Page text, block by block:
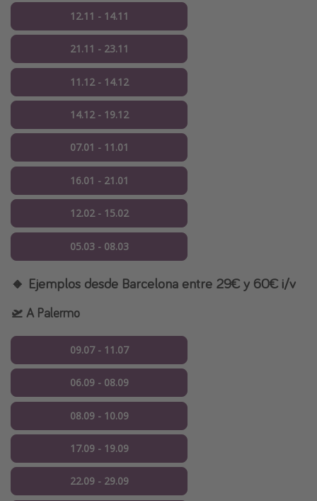
12.11 - 14.11
21.11 - 23.11
11.12 - 14.12
14.12 - 19.12
07.01 - 11.01
16.01 - 21.01
12.02 - 15.02
05.03 - 08.03
🔸 Ejemplos desde Barcelona entre 29€ y 60€ i/v
🛫 A Palermo
09.07 - 11.07
06.09 - 08.09
08.09 - 10.09
17.09 - 19.09
22.09 - 29.09